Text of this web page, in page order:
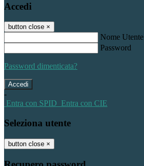
Accedi
button close ×
Nome Utente
Password
Password dimenticata?
-
Entra con SPID Entra con CIE
Seleziona utente
button close ×